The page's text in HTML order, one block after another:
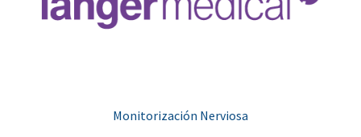
Monitorización Nerviosa